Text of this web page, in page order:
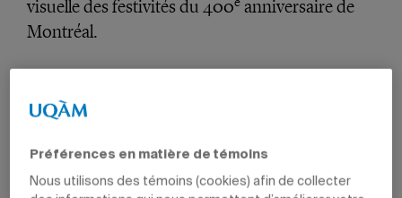
visuelle des festivités du 400 anniversaire de
Montréal.
Préférences en matière de témoins
Nous utilisons des témoins (cookies) afin de collecter